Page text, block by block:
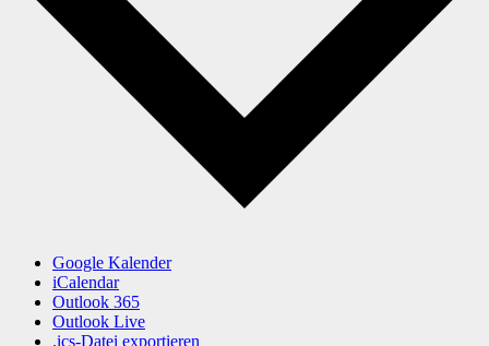
Google Kalender
iCalendar
Outlook 365
Outlook Live
.ics-Datei exportieren